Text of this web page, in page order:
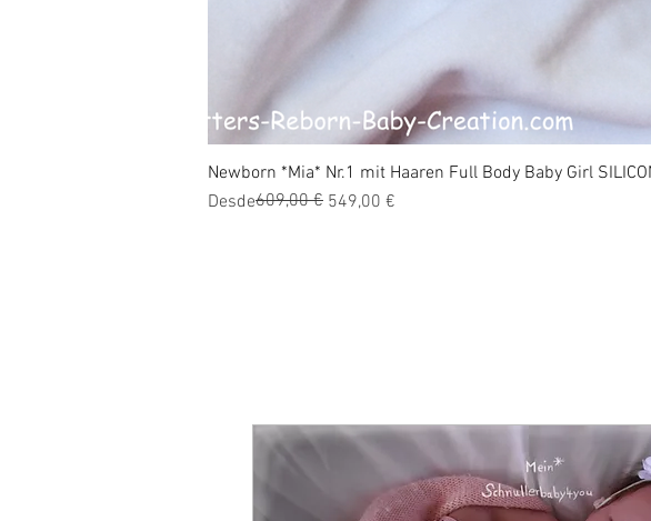
Newborn *Mia* Nr.1 mit Haaren Full Body Baby Girl
Desde
Precio609,00 € 549,00 €
Precio de oferta